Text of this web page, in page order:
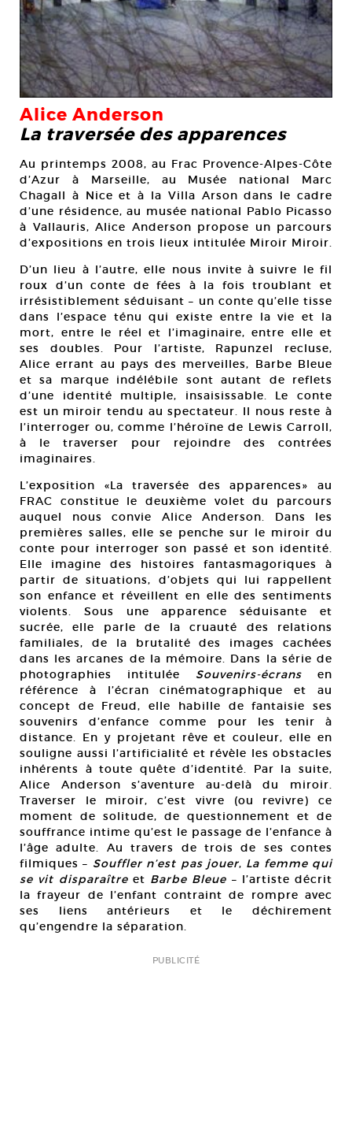
Alice Anderson
La traversée des apparences
Au printemps 2008, au Frac Provence-Alpes-Côte
d’Azur à Marseille, au Musée national Marc
Chagall à Nice et à la Villa Arson dans le cadre
d’une résidence, au musée national Pablo Picasso
à Vallauris, Alice Anderson propose un parcours
d’expositions en trois lieux intitulée Miroir Miroir.
D’un lieu à l’autre, elle nous invite à suivre le fil
roux d’un conte de fées à la fois troublant et
irrésistiblement séduisant – un conte qu’elle tisse
dans l’espace ténu qui existe entre la vie et la
mort, entre le réel et l’imaginaire, entre elle et
ses doubles. Pour l’artiste, Rapunzel recluse,
Alice errant au pays des merveilles, Barbe Bleue
et sa marque indélébile sont autant de reflets
d’une identité multiple, insaisissable. Le conte
est un miroir tendu au spectateur. Il nous reste à
l’interroger ou, comme l’héroïne de Lewis Carroll,
à le traverser pour rejoindre des contrées
imaginaires.
L’exposition «La traversée des apparences» au
FRAC constitue le deuxième volet du parcours
auquel nous convie Alice Anderson. Dans les
premières salles, elle se penche sur le miroir du
conte pour interroger son passé et son identité.
Elle imagine des histoires fantasmagoriques à
partir de situations, d’objets qui lui rappellent
son enfance et réveillent en elle des sentiments
violents. Sous une apparence séduisante et
sucrée, elle parle de la cruauté des relations
familiales, de la brutalité des images cachées
dans les arcanes de la mémoire. Dans la série de
photographies intitulée Souvenirs-écrans en
référence à l’écran cinématographique et au
concept de Freud, elle habille de fantaisie ses
souvenirs d’enfance comme pour les tenir à
distance. En y projetant rêve et couleur, elle en
souligne aussi l’artificialité et révèle les obstacles
inhérents à toute quête d’identité. Par la suite,
Alice Anderson s’aventure au-delà du miroir.
Traverser le miroir, c’est vivre (ou revivre) ce
moment de solitude, de questionnement et de
souffrance intime qu’est le passage de l’enfance à
l’âge adulte. Au travers de trois de ses contes
filmiques – Souffler n’est pas jouer, La femme qui
se vit disparaîtreet Barbe Bleue – l’artiste décrit
la frayeur de l’enfant contraint de rompre avec
ses liens antérieurs et le déchirement
qu’engendre la séparation.
PUBLICITÉ